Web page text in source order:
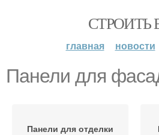
СТРОИТЬ
главная новости
Панели для
Панели для отделки